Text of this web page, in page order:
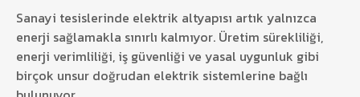
Sanayi tesislerinde elektrik altyapısı artık yalnızca
enerji sağlamakla sınırlı kalmıyor. Üretim sürekliliği,
enerji verimliliği, iş güvenliği ve yasal uygunluk gibi
birçok unsur doğrudan elektrik sistemlerine bağlı